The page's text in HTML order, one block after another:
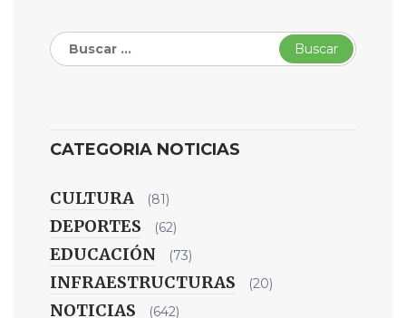
Buscar:
CATEGORIA NOTICIAS
CULTURA (81)
DEPORTES (62)
EDUCACIÓN (73)
INFRAESTRUCTURAS (20)
NOTICIAS (642)